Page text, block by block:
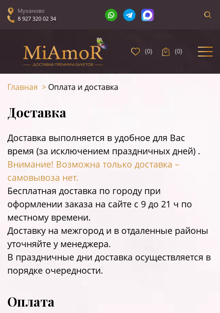
Муханово
8 927 320 02 34
(0) (0)
Главная > Оплата и доставка
Доставка
Доставка выполняется в удобное для Вас
время (за исключением праздничных дней) .
Внимание! Возможна только доставка –
самовывоза нет.
Бесплатная доставка по городу при
оформлении заказа на сайте c 9 до 21 ч по
местному времени.
Доставку на межгород и в отдаленные районы
уточняйте у менеджера.
В праздничные дни доставка осуществляется в
порядке очередности.
Оплата